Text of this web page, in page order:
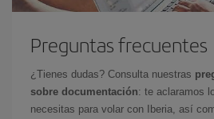
Preguntas frecuentes
¿Tienes dudas? Consulta nuestras
sobre documentación: te aclaramos
necesitas para volar con Iberia, así